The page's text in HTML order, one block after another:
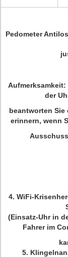
Pedometer
der
beantworten Sie
erinnern, wenn
4. WiFi-
(Einsatz-Uhr in
Fahrer im
5.